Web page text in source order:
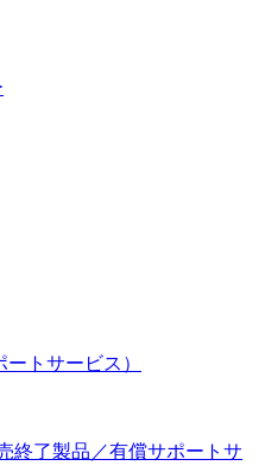
トサービス）
終了製品／有償サポートサ